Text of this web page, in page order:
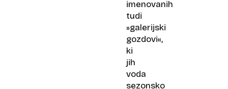
imenovanih
tudi
»galerijski
gozdovi«,
ki
jih
voda
sezonsko